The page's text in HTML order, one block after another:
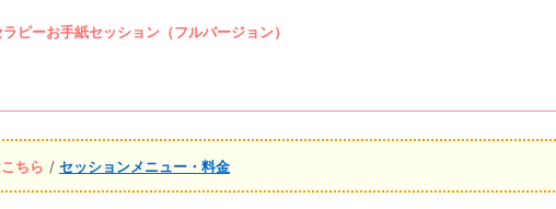
ピーお手紙セッション（フルバージョン）
ちら / セッションメニュー・料金